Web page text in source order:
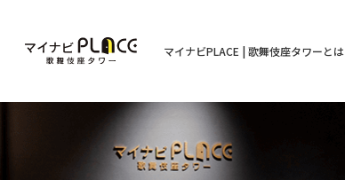
マイナビPLACE | 歌舞伎座タワーとは